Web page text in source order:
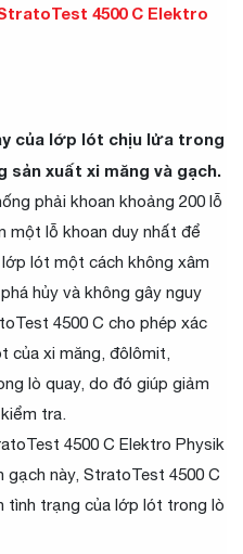
4500 C Elektro
của lớp lót chịu lửa trong
xuất xi măng và gạch.
phải khoan khoảng 200 lỗ
một lỗ khoan duy nhất để
lót một cách không xâm
hủy và không gây nguy
4500 C cho phép xác
của xi măng, đôlômit,
lò quay, do đó giúp giảm
tra.
4500 C Elektro Physik
gạch này, StratoTest 4500 C
tình trạng của lớp lót trong lò